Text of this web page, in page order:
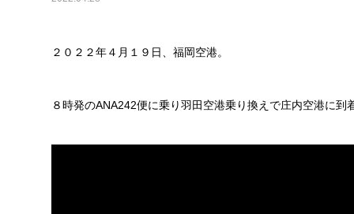
２０２２年４月１９日、福岡空港。
８時発のANA242便に乗り羽田空港乗り換えで庄内空港に到